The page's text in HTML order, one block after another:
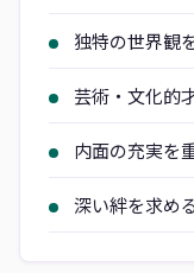
独特の世界観
芸術・文化的
内面の充実を
深い絆を求め